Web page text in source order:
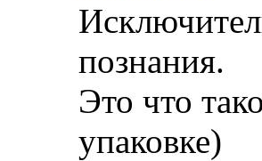
познания.
Это что
упаковке)